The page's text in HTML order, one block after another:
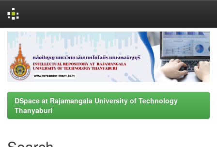
navigation
DSpace at Rajamangala University of Technology
Thanyaburi